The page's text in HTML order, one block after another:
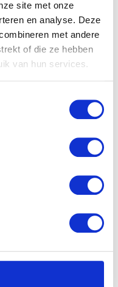
site met onze
en analyse. Deze
met andere
of die ze hebben
van hun services.